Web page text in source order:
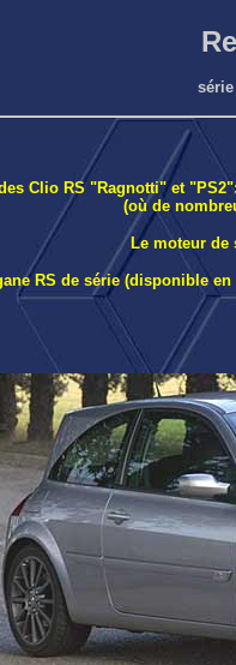
Clio RS "Ragnotti" et
(où de
Le moteur
RS de série (disponible